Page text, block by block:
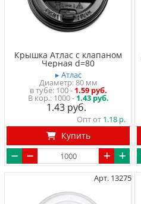
Крышка Атлас с клапаном
Черная d=80
▸ Атлас
Диаметр: 80 мм
в тубе 100- 1.59 руб.
1000 - 1.43 руб.
1.43
Опт от 1.18
Купить
Арт. 13275